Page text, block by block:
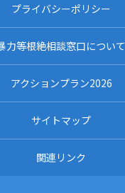
プライバシーポリシー
力等根絶相談窓口について
アクションプラン2026
サイトマップ
関連リンク